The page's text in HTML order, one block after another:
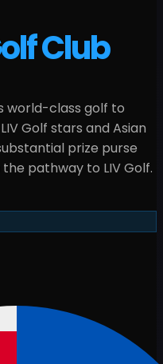
Club
world-class golf to
Golf stars and Asian
prize purse
pathway to LIV Golf.